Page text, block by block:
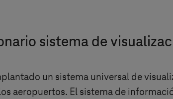
sistema de
un sistema universal de
aeropuertos. El sistema de